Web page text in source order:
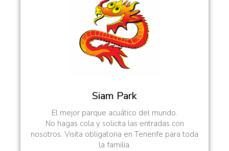
Siam Park
El mejor parque acuático del mundo.
No hagas cola y solicita las entradas con
nosotros. Visita obligatoria en Tenerife para toda
la familia.